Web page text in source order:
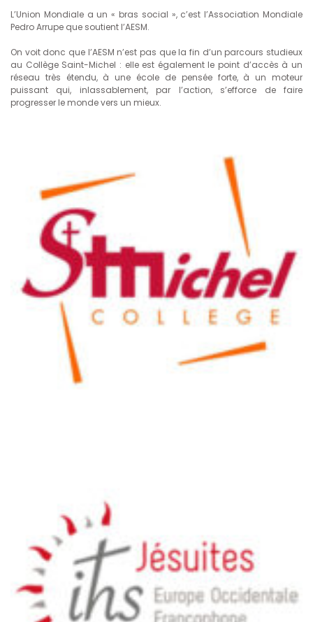
L’Union Mondiale a un « bras social », c’est l’Association Mondiale
Pedro Arrupe que soutient l’AESM.
On voit donc que l’AESM n’est pas que la fin d’un parcours studieux
au Collège Saint-Michel : elle est également le point d’accès à un
réseau très étendu, à une école de pensée forte, à un moteur
puissant qui, inlassablement, par l’action, s’efforce de faire
progresser le monde vers un mieux.